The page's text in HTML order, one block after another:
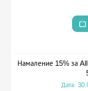
Намаление 15% за
Дата: